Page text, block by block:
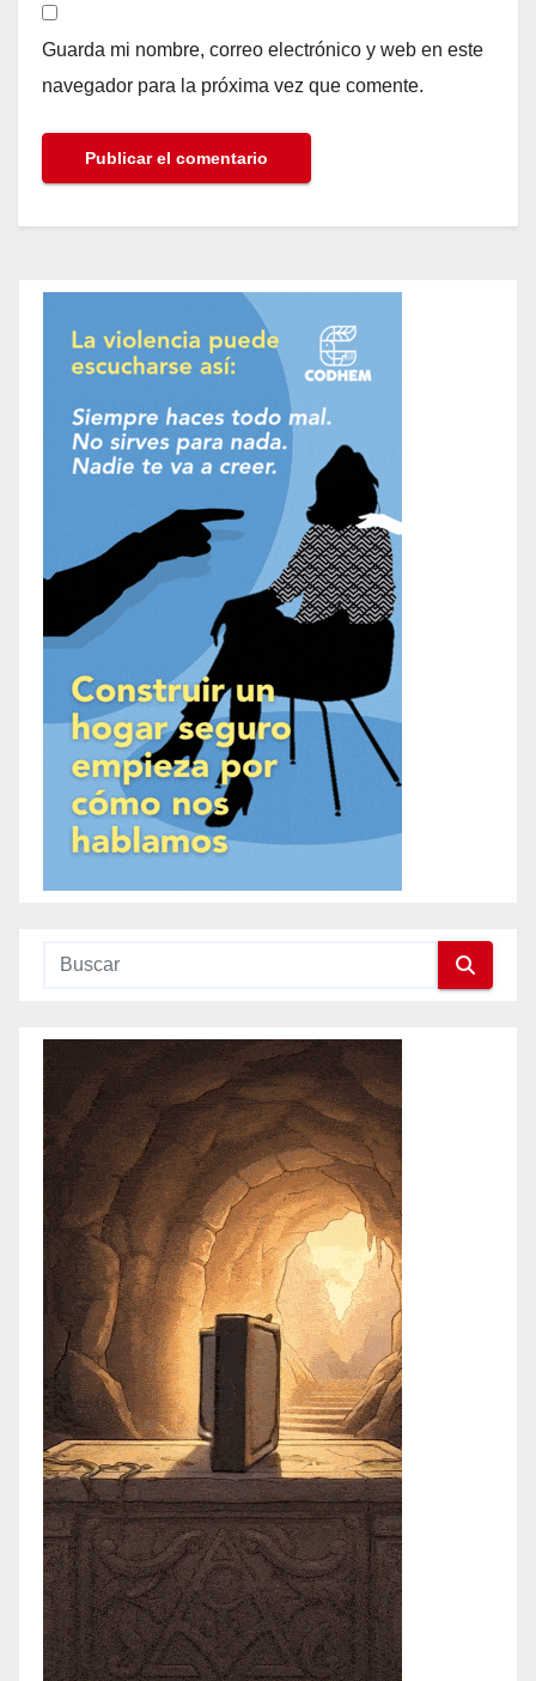
Guarda mi nombre, correo electrónico y web en este
navegador para la próxima vez que comente.